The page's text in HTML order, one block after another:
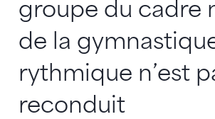
groupe du cadre
de la
rythmique n’est
reconduit